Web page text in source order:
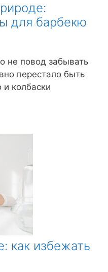
для барбекю
не повод забывать
перестало быть
колбаски
как избежать